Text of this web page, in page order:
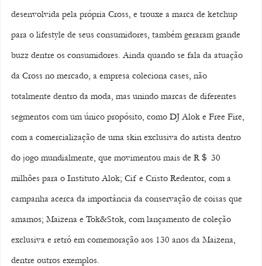
desenvolvida pela própria Cross, e trouxe a marca de ketchup
para o lifestyle de seus consumidores, também geraram grande
buzz dentre os consumidores. Ainda quando se fala da atuação
da Cross no mercado, a empresa coleciona cases, não
totalmente dentro da moda, mas unindo marcas de diferentes
segmentos com um único propósito, como DJ Alok e Free Fire,
com a comercialização de uma skin exclusiva do artista dentro
do jogo mundialmente, que movimentou mais de R＄ 30
milhões para o Instituto Alok; Cif e Cristo Redentor, com a
campanha acerca da importância da conservação de coisas que
amamos; Maizena e Tok&Stok, com lançamento de coleção
exclusiva e retrô em comemoração aos 130 anos da Maizena,
dentre outros exemplos.